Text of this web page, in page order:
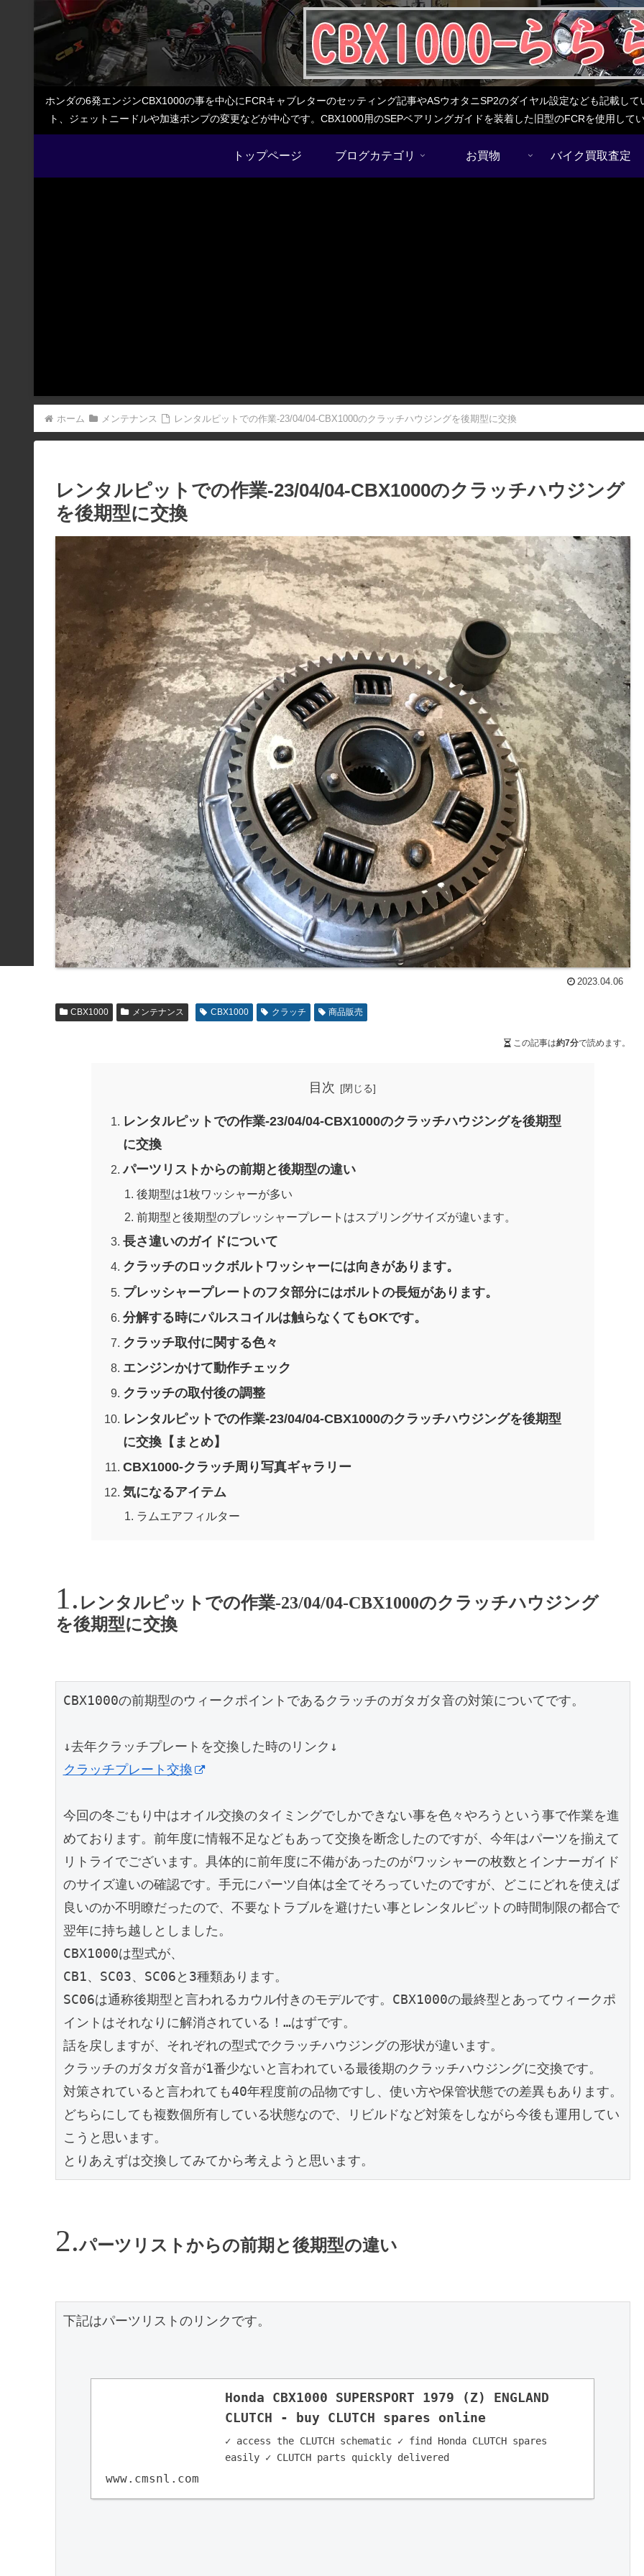
ホンダの6発エンジンCBX1000の事を中心にFCRキャブレターのセッティング記事やASウオタニSP2のダイヤル設定なども記載し
ト、ジェットニードルや加速ポンプの変更などが中心です。CBX1000用のSEPベアリングガイドを装着した旧型のFCRを使用し
トップページ ブログカテゴリ お買物 バイク買取査定
ホーム メンテナンス レンタルピットでの作業-23/04/04-CBX1000のクラッチハウジングを後期型に交換
レンタルピットでの作業-23/04/04-CBX1000のクラッチハウジング
を後期型に交換
2023.04.06
CBX1000 メンテナンス CBX1000 クラッチ 商品販売
この記事は約7分で読めます。
目次
レンタルピットでの作業-23/04/04-CBX1000のクラッチハウジングを後期型
に交換
パーツリストからの前期と後期型の違い
後期型は1枚ワッシャーが多い
前期型と後期型のプレッシャープレートはスプリングサイズが違います。
長さ違いのガイドについて
クラッチのロックボルトワッシャーには向きがあります。
プレッシャープレートのフタ部分にはボルトの長短があります。
分解する時にパルスコイルは触らなくてもOKです。
クラッチ取付に関する色々
エンジンかけて動作チェック
クラッチの取付後の調整
レンタルピットでの作業-23/04/04-CBX1000のクラッチハウジングを後期型
に交換【まとめ】
CBX1000-クラッチ周り写真ギャラリー
気になるアイテム
ラムエアフィルター
レンタルピットでの作業-23/04/04-CBX1000のクラッチハウジング
を後期型に交換
CBX1000の前期型のウィークポイントであるクラッチのガタガタ音の対策についてです。
クラッチプレート交換
今回の冬ごもり中はオイル交換のタイミングでしかできない事を色々やろうという事で作業を進
めております。前年度に情報不足などもあって交換を断念したのですが、今年はパーツを揃えて
リトライでございます。具体的に前年度に不備があったのがワッシャーの枚数とインナーガイド
のサイズ違いの確認です。手元にパーツ自体は全てそろっていたのですが、どこにどれを使えば
良いのか不明瞭だったので、不要なトラブルを避けたい事とレンタルピットの時間制限の都合で
翌年に持ち越しとしました。
CBX1000は型式が、
CB1、SC03、SC06と3種類あります。
SC06は通称後期型と言われるカウル付きのモデルです。CBX1000の最終型とあってウィークポ
イントはそれなりに解消されている！…はずです。
話を戻しますが、それぞれの型式でクラッチハウジングの形状が違います。
クラッチのガタガタ音が1番少ないと言われている最後期のクラッチハウジングに交換です。
対策されていると言われても40年程度前の品物ですし、使い方や保管状態での差異もあります。
どちらにしても複数個所有している状態なので、リビルドなど対策をしながら今後も運用してい
こうと思います。
とりあえずは交換してみてから考えようと思います。
パーツリストからの前期と後期型の違い
下記はパーツリストのリンクです。
Honda CBX1000 SUPERSPORT 1979 (Z) ENGLAND
CLUTCH - buy CLUTCH spares online
✓ access the CLUTCH schematic ✓ find Honda CLUTCH spares
easily ✓ CLUTCH parts quickly delivered
www.cmsnl.com